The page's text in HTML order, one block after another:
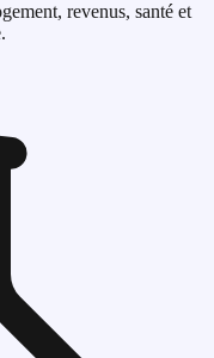
revenus, santé et